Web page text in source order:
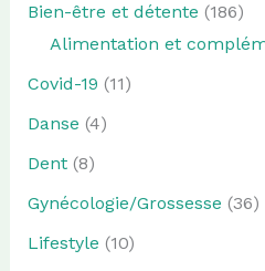
Bien-être et détente (186)
Alimentation et
Covid-19 (11)
Danse (4)
Dent(8)
Gynécologie/Grossesse (36)
Lifestyle (10)